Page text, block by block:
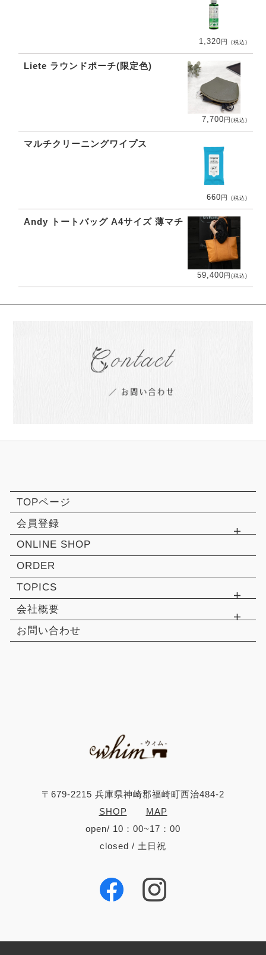
1,320円 (税込)
Liete ラウンドポーチ(限定色)
7,700円 (税込)
マルチクリーニングワイプス
660円 (税込)
Andy トートバッグ A4サイズ 薄マチ
59,400円 (税込)
〒679-2215 兵庫県神崎郡福崎町西治484-2
SHOP
MAP
open/ 10：00~17：00
closed / 土日祝
TOPページ
会員登録
ONLINE SHOP
ORDER
TOPICS
会社概要
お問い合わせ